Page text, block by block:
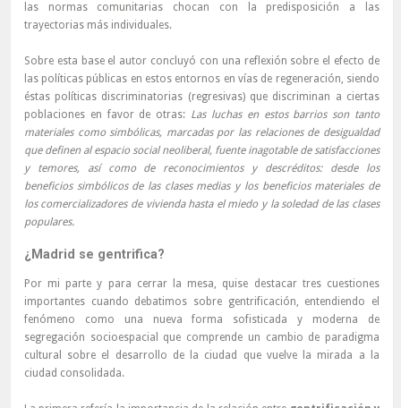
las normas comunitarias chocan con la predisposición a las
trayectorias más individuales.
Sobre esta base el autor concluyó con una reflexión sobre el efecto de
las políticas públicas en estos entornos en vías de regeneración, siendo
éstas políticas discriminatorias (regresivas) que discriminan a ciertas
poblaciones en favor de otras: Las luchas en estos barrios son tanto
materiales como simbólicas, marcadas por las relaciones de desigualdad
que definen al espacio social neoliberal, fuente inagotable de satisfacciones
y temores, así como de reconocimientos y descréditos: desde los
beneficios simbólicos de las clases medias y los beneficios materiales de
los comercializadores de vivienda hasta el miedo y la soledad de las clases
populares.
¿Madrid se gentrifica?
Por mi parte y para cerrar la mesa, quise destacar tres cuestiones
importantes cuando debatimos sobre gentrificación, entendiendo el
fenómeno como una nueva forma sofisticada y moderna de
segregación socioespacial que comprende un cambio de paradigma
cultural sobre el desarrollo de la ciudad que vuelve la mirada a la
ciudad consolidada.